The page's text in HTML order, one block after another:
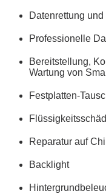
Datenrettung
Professionelle
Bereitstellung,
Wartung von
Festplatten-
Reparatur auf
Backlight